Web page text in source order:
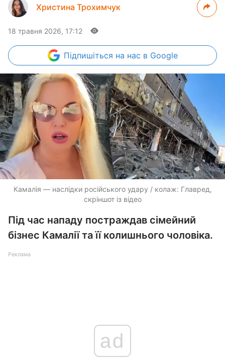
Христина Трохимчук
18 травня 2026, 17:12
Підпишіться на нас в Google
Камалія — наслідки російського удару / колаж: Главред,
скріншот із відео
Під час нападу постраждав сімейний
бізнес Камалії та її колишнього чоловіка.
Реклама
ad